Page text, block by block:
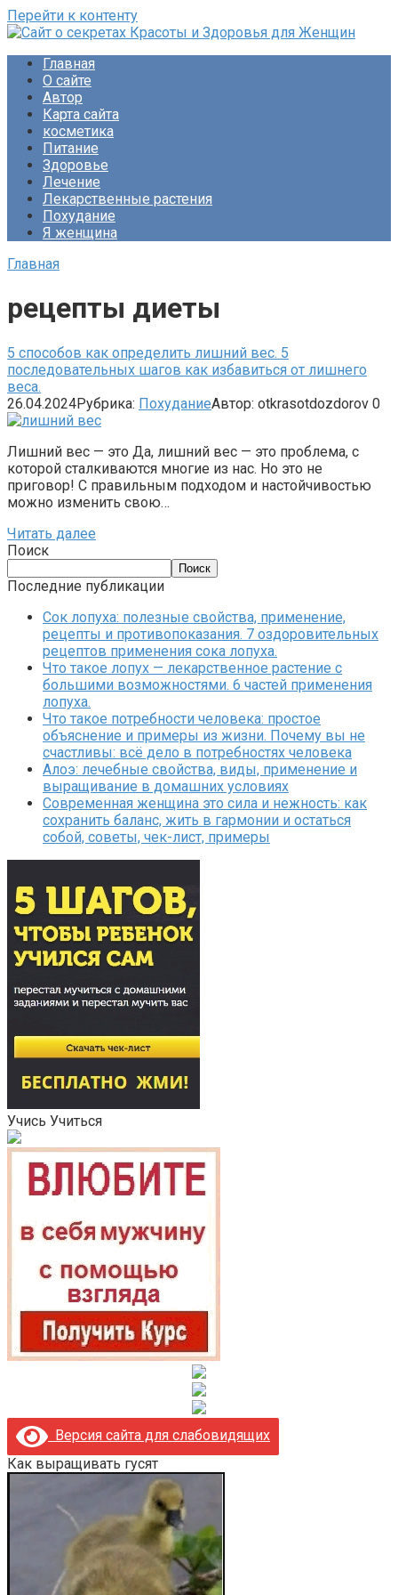
Перейти к контенту
Раскройте тайны ухода за собой, питания и народной
медицины. Советы по похудению и обретению женского
счастья. Будьте прекрасны!
Главная
О сайте
Автор
Карта сайта
косметика
Питание
Здоровье
Лечение
Лекарственные растения
Похудание
Я женщина
Главная
рецепты диеты
5 способов как определить лишний вес. 5
последовательных шагов как избавиться от лишнего
веса.
26.04.2024Рубрика: ПохуданиеАвтор: otkrasotdozdorov 0
Лишний вес — это Да, лишний вес — это проблема, с
которой сталкиваются многие из нас. Но это не
приговор! С правильным подходом и настойчивостью
можно изменить свою…
Читать далее
Поиск
Поиск
Последние публикации
Сок лопуха: полезные свойства, применение,
рецепты и противопоказания. 7 оздоровительных
рецептов применения сока лопуха.
Что такое лопух — лекарственное растение с
большими возможностями. 6 частей применения
лопуха.
Что такое потребности человека: простое
объяснение и примеры из жизни. Почему вы не
счастливы: всё дело в потребностях человека
Алоэ: лечебные свойства, виды, применение и
выращивание в домашних условиях
Современная женщина это сила и нежность: как
сохранить баланс, жить в гармонии и остаться
собой, советы, чек-лист, примеры
Учись Учиться
Версия сайта для слабовидящих
Как выращивать гусят